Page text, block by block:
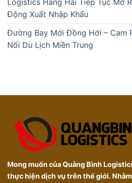
Logistics Hàng Hải Tiếp Tục Mở
Động Xuất Nhập Khẩu
Đường Bay Mới Đồng Hới – Cam
Nối Du Lịch Miền Trung
Mong muốn của Quảng Bình
thực hiện dịch vụ trên thế giới.